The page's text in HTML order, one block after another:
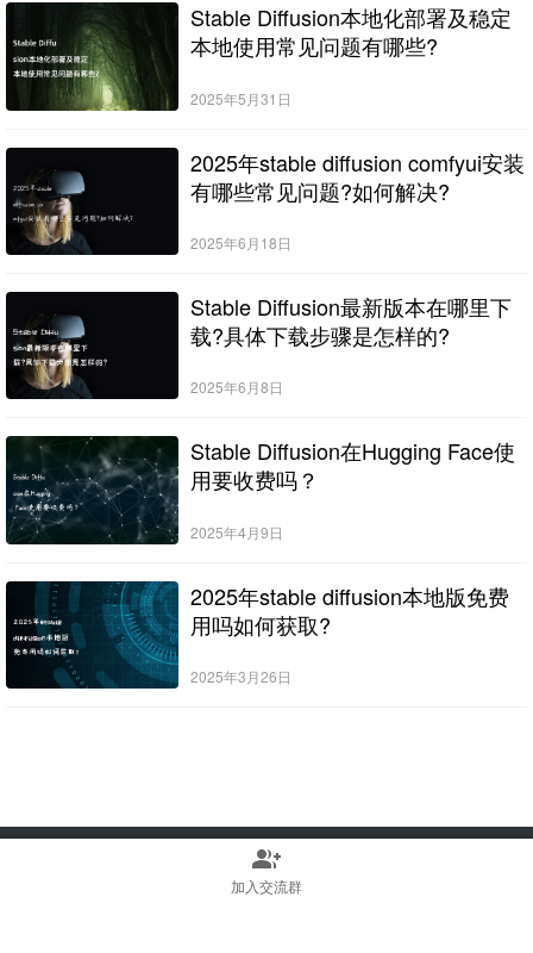
Stable Diffusion本地化部署及稳定
本地使用常见问题有哪些?
2025年5月31日
2025年stable diffusion comfyui安装
有哪些常见问题?如何解决?
2025年6月18日
Stable Diffusion最新版本在哪里下
载?具体下载步骤是怎样的?
2025年6月8日
Stable Diffusion在Hugging Face使
用要收费吗？
2025年4月9日
2025年stable diffusion本地版免费
用吗如何获取?
2025年3月26日
Copyright © 2022-2025 Stable Diffusion中文网 版权所有
group_add
加入交流群